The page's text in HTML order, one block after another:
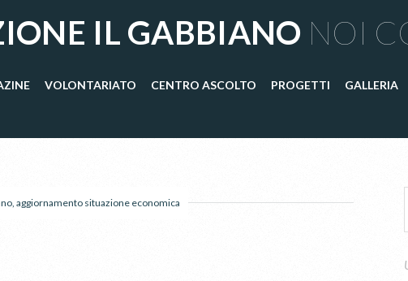
IL GABBIANO NOI
VOLONTARIATO CENTRO ASCOLTO PROGETTI GALLERIA
aggiornamento situazione economica